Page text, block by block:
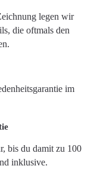
legen wir
die oftmals den
bis du damit zu 100
inklusive.